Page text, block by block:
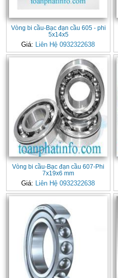
Vòng bi cầu-Bạc đạn cầu 605 - phi
5x14x5
Giá: Liên Hệ 0932322638
Vòng bi cầu-Bạc đạn cầu 607-Phi
7x19x6 mm
Giá: Liên Hệ 0932322638